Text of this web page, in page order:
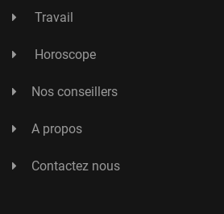
Travail
Horoscope
Nos conseillers
A propos
Contactez nous